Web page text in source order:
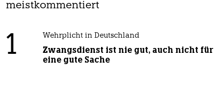
meistkommentiert
1 Wehrplicht in Deutschland
Zwangsdienst ist nie gut, auch nicht für
eine gute Sache